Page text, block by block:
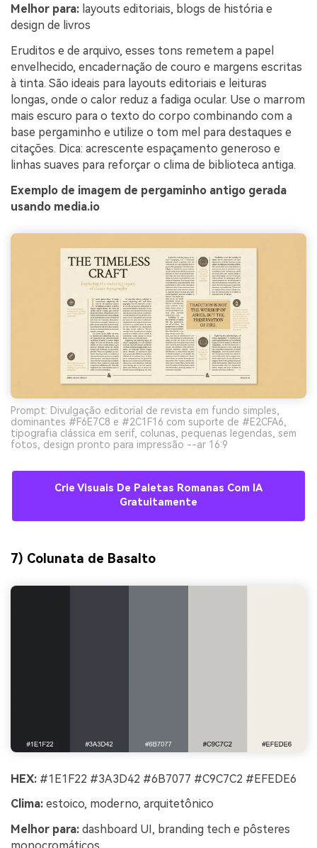
Melhor para: layouts editoriais, blogs de história e
design de livros
Eruditos e de arquivo, esses tons remetem a papel
envelhecido, encadernação de couro e margens escritas
à tinta. São ideais para layouts editoriais e leituras
longas, onde o calor reduz a fadiga ocular. Use o marrom
mais escuro para o texto do corpo combinando com a
base pergaminho e utilize o tom mel para destaques e
citações. Dica: acrescente espaçamento generoso e
linhas suaves para reforçar o clima de biblioteca antiga.
Exemplo de imagem de pergaminho antigo gerada
usando media.io
Prompt: Divulgação editorial de revista em fundo simples,
dominantes #F6E7C8 e #2C1F16 com suporte de #E2CFA6,
tipografia clássica em serif, colunas, pequenas legendas, sem
fotos, design pronto para impressão --ar 16:9
Crie Visuais De Paletas Romanas Com IA
Gratuitamente
7) Colunata de Basalto
HEX: #1E1F22 #3A3D42 #6B7077 #C9C7C2 #EFEDE6
Clima: estoico, moderno, arquitetônico
Melhor para: dashboard UI, branding tech e pôsteres